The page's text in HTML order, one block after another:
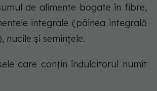
de alimente bogate în fibre,
integrale (pâinea integrală
nucile și semințele.
care conțin îndulcitorul numit